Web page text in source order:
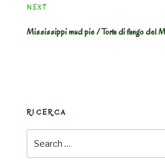
Next
NEXT
Mississippi mud pie / Torta di fango del
RICERCA
Search
for: